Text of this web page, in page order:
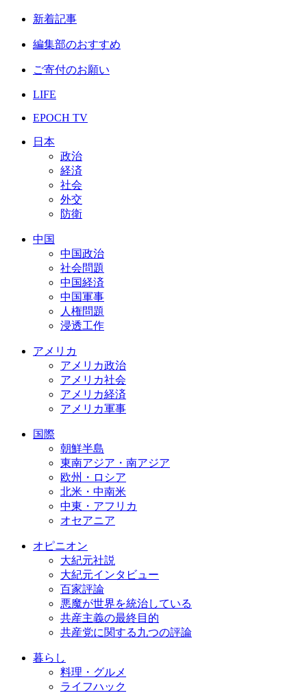
新着記事
編集部のおすすめ
ご寄付のお願い
LIFE
EPOCH TV
日本
政治
経済
社会
外交
防衛
中国
中国政治
社会問題
中国経済
中国軍事
人権問題
浸透工作
アメリカ
アメリカ政治
アメリカ社会
アメリカ経済
アメリカ軍事
国際
朝鮮半島
東南アジア・南アジア
欧州・ロシア
北米・中南米
中東・アフリカ
オセアニア
オピニオン
大紀元社説
大紀元インタビュー
百家評論
悪魔が世界を統治している
共産主義の最終目的
共産党に関する九つの評論
暮らし
料理・グルメ
ライフハック